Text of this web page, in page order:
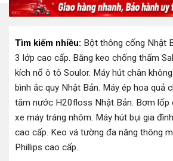
Tìm kiếm nhiều: Bột thông cống Nhật
3 lớp cao cấp. Băng keo chống thấm
kích nổ ô tô Soulor. Máy hút chân
bình ắc quy Nhật Bản. Máy ép hoa quả
tăm nước H20floss Nhật Bản. Bơm lốp
xe máy tráng nhôm. Máy hút bụi gia đình
cao cấp. Keo vá tường đa năng thông
Phillips cao cấp.